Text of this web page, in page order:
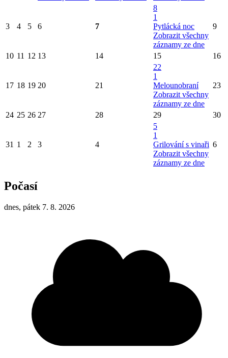
3 4 5 6 7
8
1
Pytlácká noc
Zobrazit všechny
záznamy ze dne
9
10 11 12 13 14 15 16
17 18 19 20 21
22
1
Melounobraní
Zobrazit všechny
záznamy ze dne
23
24 25 26 27 28 29 30
31 1 2 3 4
5
1
Grilování s vinaři
Zobrazit všechny
záznamy ze dne
6
Počasí
dnes, pátek 7. 8. 2026